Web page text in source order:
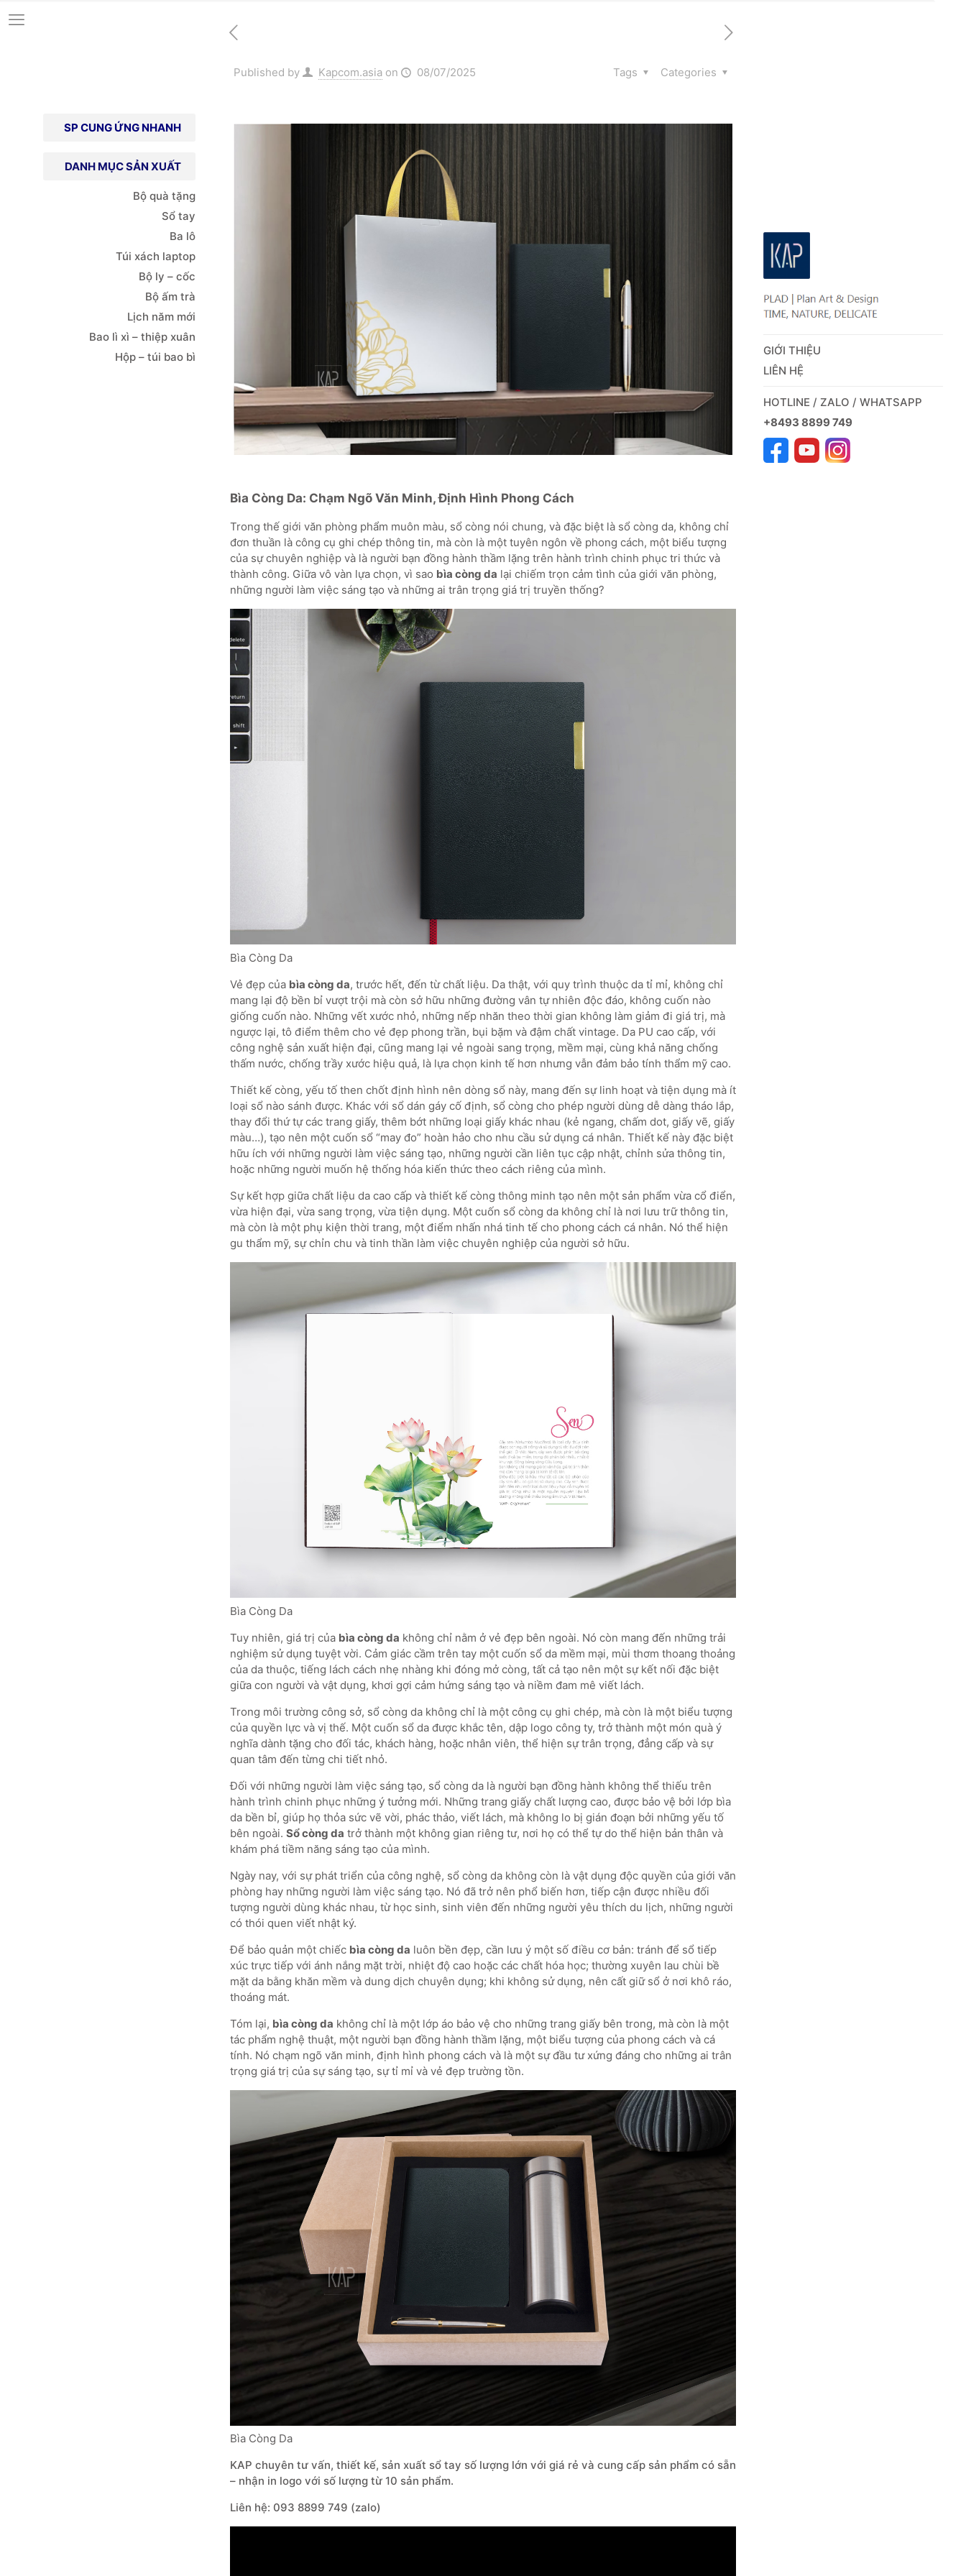
Published by Kapcom.asia on 08/07/2025 Categories
Tags
Bìa Còng Da: Chạm Ngõ Văn Minh, Định Hình Phong Cách
Trong thế giới văn phòng phẩm muôn màu, sổ còng nói chung, và đặc biệt là sổ còng da, không chỉ
đơn thuần là công cụ ghi chép thông tin, mà còn là một tuyên ngôn về phong cách, một biểu tượng
của sự chuyên nghiệp và là người bạn đồng hành thầm lặng trên hành trình chinh phục tri thức và
thành công. Giữa vô vàn lựa chọn, vì sao bìa còng da lại chiếm trọn cảm tình của giới văn phòng,
những người làm việc sáng tạo và những ai trân trọng giá trị truyền thống?
Bìa Còng Da
Vẻ đẹp của bìa còng da, trước hết, đến từ chất liệu. Da thật, với quy trình thuộc da tỉ mỉ, không chỉ
mang lại độ bền bỉ vượt trội mà còn sở hữu những đường vân tự nhiên độc đáo, không cuốn nào
giống cuốn nào. Những vết xước nhỏ, những nếp nhăn theo thời gian không làm giảm đi giá trị, mà
ngược lại, tô điểm thêm cho vẻ đẹp phong trần, bụi bặm và đậm chất vintage. Da PU cao cấp, với
công nghệ sản xuất hiện đại, cũng mang lại vẻ ngoài sang trọng, mềm mại, cùng khả năng chống
thấm nước, chống trầy xước hiệu quả, là lựa chọn kinh tế hơn nhưng vẫn đảm bảo tính thẩm mỹ cao.
Thiết kế còng, yếu tố then chốt định hình nên dòng sổ này, mang đến sự linh hoạt và tiện dụng mà ít
loại sổ nào sánh được. Khác với sổ dán gáy cố định, sổ còng cho phép người dùng dễ dàng tháo lắp,
thay đổi thứ tự các trang giấy, thêm bớt những loại giấy khác nhau (kẻ ngang, chấm dot, giấy vẽ, giấy
màu…), tạo nên một cuốn sổ “may đo” hoàn hảo cho nhu cầu sử dụng cá nhân. Thiết kế này đặc biệt
hữu ích với những người làm việc sáng tạo, những người cần liên tục cập nhật, chỉnh sửa thông tin,
hoặc những người muốn hệ thống hóa kiến thức theo cách riêng của mình.
Sự kết hợp giữa chất liệu da cao cấp và thiết kế còng thông minh tạo nên một sản phẩm vừa cổ điển,
vừa hiện đại, vừa sang trọng, vừa tiện dụng. Một cuốn sổ còng da không chỉ là nơi lưu trữ thông tin,
mà còn là một phụ kiện thời trang, một điểm nhấn nhá tinh tế cho phong cách cá nhân. Nó thể hiện
gu thẩm mỹ, sự chỉn chu và tinh thần làm việc chuyên nghiệp của người sở hữu.
Bìa Còng Da
Tuy nhiên, giá trị của bìa còng da không chỉ nằm ở vẻ đẹp bên ngoài. Nó còn mang đến những trải
nghiệm sử dụng tuyệt vời. Cảm giác cầm trên tay một cuốn sổ da mềm mại, mùi thơm thoang thoảng
của da thuộc, tiếng lách cách nhẹ nhàng khi đóng mở còng, tất cả tạo nên một sự kết nối đặc biệt
giữa con người và vật dụng, khơi gợi cảm hứng sáng tạo và niềm đam mê viết lách.
Trong môi trường công sở, sổ còng da không chỉ là một công cụ ghi chép, mà còn là một biểu tượng
của quyền lực và vị thế. Một cuốn sổ da được khắc tên, dập logo công ty, trở thành một món quà ý
nghĩa dành tặng cho đối tác, khách hàng, hoặc nhân viên, thể hiện sự trân trọng, đẳng cấp và sự
quan tâm đến từng chi tiết nhỏ.
Đối với những người làm việc sáng tạo, sổ còng da là người bạn đồng hành không thể thiếu trên
hành trình chinh phục những ý tưởng mới. Những trang giấy chất lượng cao, được bảo vệ bởi lớp bìa
da bền bỉ, giúp họ thỏa sức vẽ vời, phác thảo, viết lách, mà không lo bị gián đoạn bởi những yếu tố
bên ngoài. Sổ còng da trở thành một không gian riêng tư, nơi họ có thể tự do thể hiện bản thân và
khám phá tiềm năng sáng tạo của mình.
Ngày nay, với sự phát triển của công nghệ, sổ còng da không còn là vật dụng độc quyền của giới văn
phòng hay những người làm việc sáng tạo. Nó đã trở nên phổ biến hơn, tiếp cận được nhiều đối
tượng người dùng khác nhau, từ học sinh, sinh viên đến những người yêu thích du lịch, những người
có thói quen viết nhật ký.
Để bảo quản một chiếc bìa còng da luôn bền đẹp, cần lưu ý một số điều cơ bản: tránh để sổ tiếp
xúc trực tiếp với ánh nắng mặt trời, nhiệt độ cao hoặc các chất hóa học; thường xuyên lau chùi bề
mặt da bằng khăn mềm và dung dịch chuyên dụng; khi không sử dụng, nên cất giữ sổ ở nơi khô ráo,
thoáng mát.
Tóm lại, bìa còng da không chỉ là một lớp áo bảo vệ cho những trang giấy bên trong, mà còn là một
tác phẩm nghệ thuật, một người bạn đồng hành thầm lặng, một biểu tượng của phong cách và cá
tính. Nó chạm ngõ văn minh, định hình phong cách và là một sự đầu tư xứng đáng cho những ai trân
trọng giá trị của sự sáng tạo, sự tỉ mỉ và vẻ đẹp trường tồn.
Bìa Còng Da
KAP chuyên tư vấn, thiết kế, sản xuất sổ tay số lượng lớn với giá rẻ và cung cấp sản phẩm có sẵn
– nhận in logo với số lượng từ 10 sản phẩm.
Liên hệ: 093 8899 749 (zalo)
SP CUNG ỨNG NHANH
DANH MỤC SẢN XUẤT
Bộ quà tặng
Sổ tay
Ba lô
Túi xách laptop
Bộ ly – cốc
Bộ ấm trà
Lịch năm mới
Bao lì xì – thiệp xuân
Hộp – túi bao bì
GIỚI THIỆU
LIÊN HỆ
HOTLINE / ZALO / WHATSAPP
+8493 8899 749